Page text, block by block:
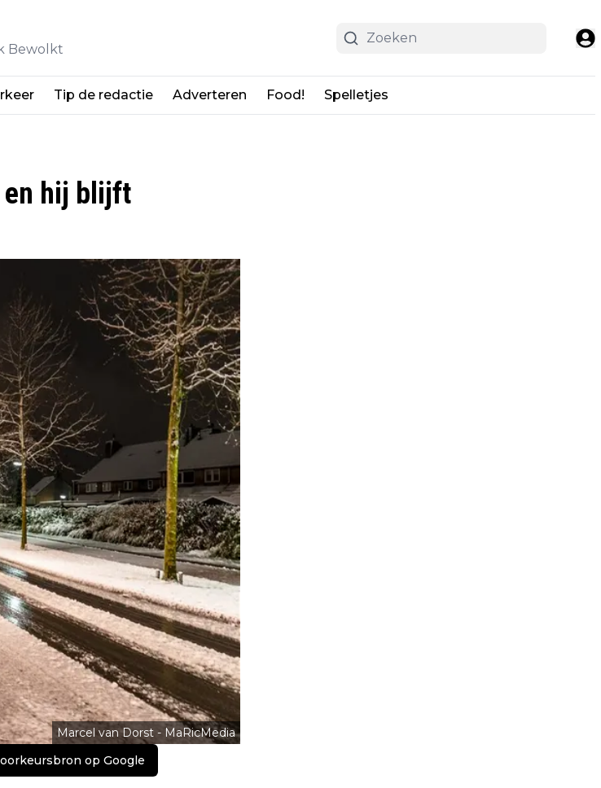
Bewolkt
Tip de redactie Adverteren Food! Spelletjes
en hij blijft
Marcel van Dorst - MaRicMedia
op Google